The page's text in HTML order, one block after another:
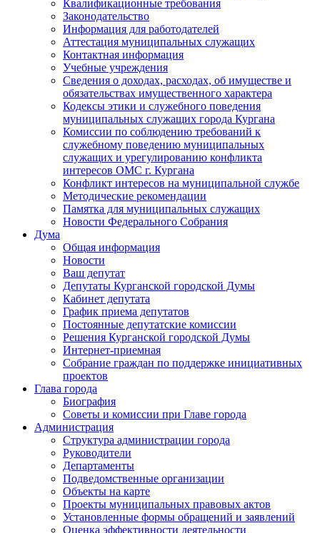
Квалификационные требования
Законодательство
Информация для работодателей
Аттестация муниципальных служащих
Контактная информация
Учебные учреждения
Сведения о доходах, расходах, об имуществе и
обязательствах имущественного характера
Кодексы этики и служебного поведения
муниципальных служащих города Кургана
Комиссии по соблюдению требований к
служебному поведению муниципальных
служащих и урегулированию конфликта
интересов ОМС г. Кургана
Конфликт интересов на муниципальной службе
Методические рекомендации
Памятка для муниципальных служащих
Новости Федерального Cобрания
Дума
Общая информация
Новости
Ваш депутат
Депутаты Курганской городской Думы
Кабинет депутата
График приема депутатов
Постоянные депутатские комиссии
Решения Курганской городской Думы
Интернет-приемная
Собрание граждан по поддержке инициативных
проектов
Глава города
Биография
Советы и комиссии при Главе города
Администрация
Структура администрации города
Руководители
Департаменты
Подведомственные организации
Объекты на карте
Проекты муниципальных правовых актов
Установленные формы обращений и заявлений
Оценка эффективности деятельности